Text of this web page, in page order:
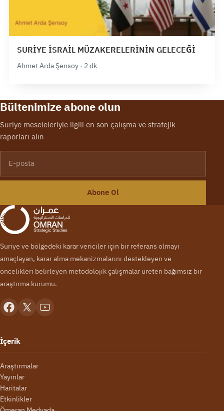
SURİYE İSRAİL MÜZAKERELERİNİN GELECEĞİ
Ahmet Arda Şensoy · 2 dk
Bültenimize abone olun
Suriye meseleleriyle ilgili en son çalışma ve stratejik
raporları alın
Abone Ol
Suriye ve bölgedeki karar vericiler için bir referans olmayı
amaçlayan, karar alma mekanizmalarını destekleyen ve
öncelikleri belirleyen metodolojik çalışmalar üreten bağımsız bir
araştırma kurumu.
İçerik
Araştırmalar
Yayınlar
Haritalar
Etkinlikler